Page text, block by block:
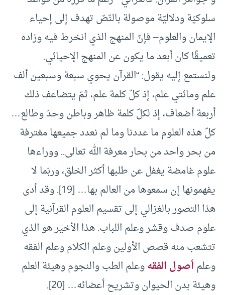
سلوكيّة ودلاليّة موصولة بالنّصّ تهدف إلى إحياء
الإيمان والعلوم– فإنّ المنهج الذي انخرط فيه وزاده
تعميقًا كان أبعد ما يكون عن المنهج الإحيائي.
ولنستمع إليه يقول: “القرآن يحوي سبعة وسبعين ألف
علم ومائتي علم، إذ كلّ كلمة علم، ثمّ يتضاعف ذلك
أربعة أضعاف، إذ لكلّ كلمة ظاهر وباطن وحدّ وطالع…
كلّ هذه العلوم ما عددنا وما لم نعدد جميعها مغترفة
من بحر واحد من بحار معرفة الله تعالى.. ووراءها
علوم غامضة يغفل عن طلبها أكثر الخلق، وربّما لا
يفهمونها إن سمعوها من العالم بها… [19]. وقد أدى
هذا التصور بالغزالي إلى تقسيم العلوم القرآنية إلى
علوم صدف وقشر وعلم اللباب. هذا الأخير هو الذي
تتشعب منه قصص الأولين وعلم الكلام وعلم الفقه
وعلمأصول الفقهوعلم الطب والنجوم وهيئة العلم
وهيئة بدن الحيوان وتشريح أعضائه… [20].